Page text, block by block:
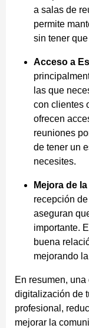
a salas de
permite
sin tener
Acceso a
las que
con clientes
ofrecen
reuniones
de tener un
necesites.
Mejora de
recepción
aseguran
importante.
buena
mejorando
En resumen,
digitalización de
profesional,
mejorar la